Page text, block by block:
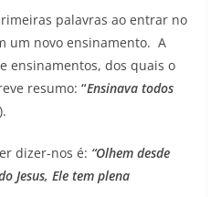
palavras ao entrar no
um novo ensinamento. A
ensinamentos, dos quais o
resumo: “Ensinava todos
dizer-nos é: “Olhem desde
Jesus, Ele tem plena